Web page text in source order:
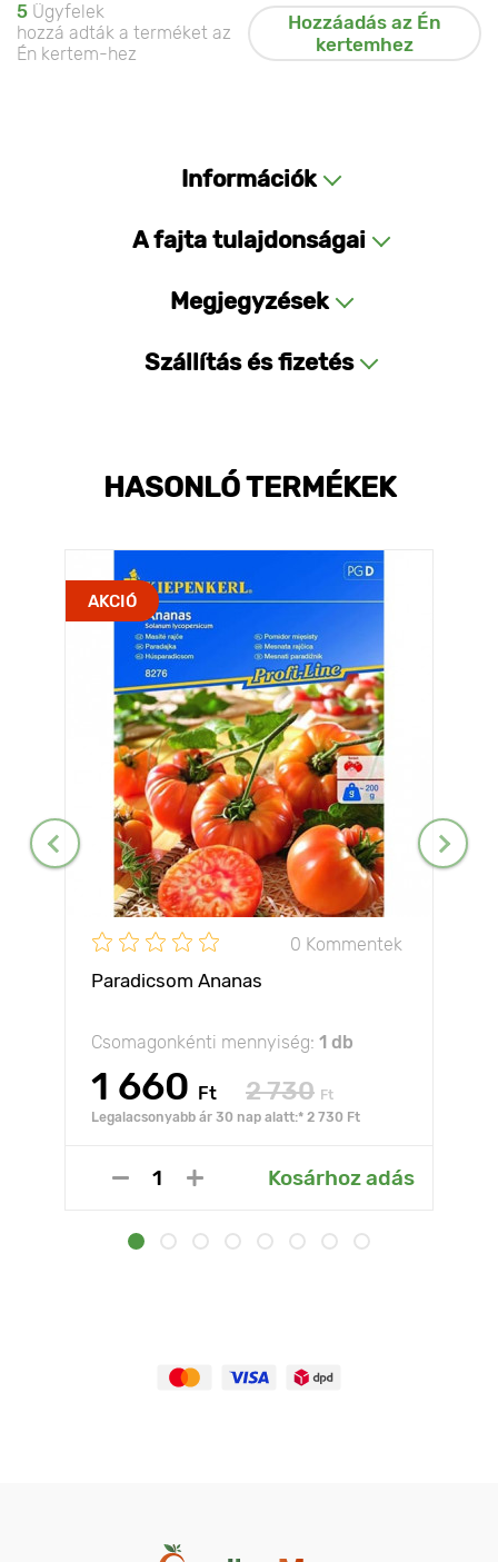
5 Ügyfelek
hozzá adták a terméket az
Én kertem-hez
Hozzáadás az Én
kertemhez
Információk
A fajta tulajdonságai
Megjegyzések
Szállítás és fizetés
HASONLÓ TERMÉKEK
AKCIÓ
0 Kommentek
Paradicsom Ananas
Csomagonkénti mennyiség: 1 db
1 660 Ft 2 730 Ft
Legalacsonyabb ár 30 nap alatt:* 2 730 Ft
Kosárhoz adás